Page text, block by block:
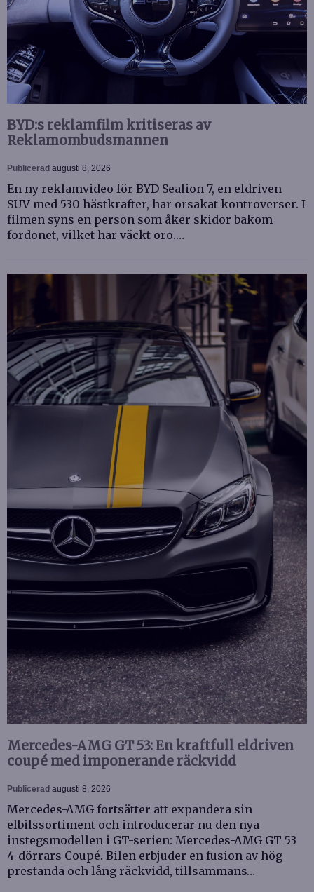
BYD:s reklamfilm kritiseras av
Reklamombudsmannen
Publicerad augusti 8, 2026
En ny reklamvideo för BYD Sealion 7, en eldriven
SUV med 530 hästkrafter, har orsakat kontroverser. I
filmen syns en person som åker skidor bakom
fordonet, vilket har väckt oro.…
Mercedes-AMG GT 53: En kraftfull eldriven
coupé med imponerande räckvidd
Publicerad augusti 8, 2026
Mercedes-AMG fortsätter att expandera sin
elbilssortiment och introducerar nu den nya
instegsmodellen i GT-serien: Mercedes-AMG GT 53
4-dörrars Coupé. Bilen erbjuder en fusion av hög
prestanda och lång räckvidd, tillsammans…